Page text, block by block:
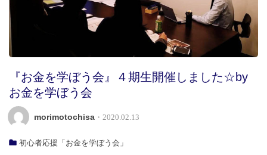
『お金を学ぼう会』４期生開催しました☆by
お金を学ぼう会
morimotochisa ・2020.02.13
初心者応援「お金を学ぼう会」